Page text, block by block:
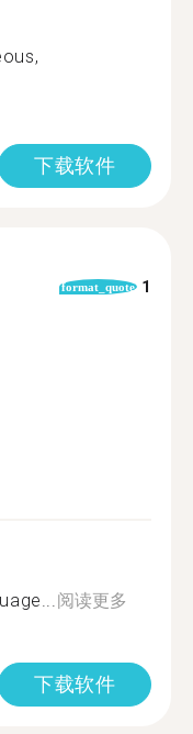
下载软件
format_quote 1
阅读更多
下载软件